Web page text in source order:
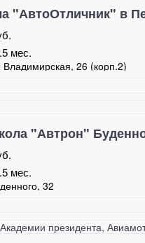
"АвтоОтличник" в
мес.
Владимирская, 26 (корп.2)
"Автрон"
мес.
32